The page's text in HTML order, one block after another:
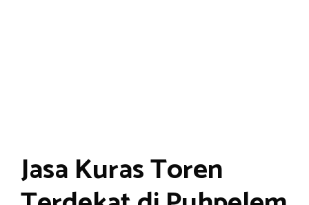
Jasa Kuras Toren